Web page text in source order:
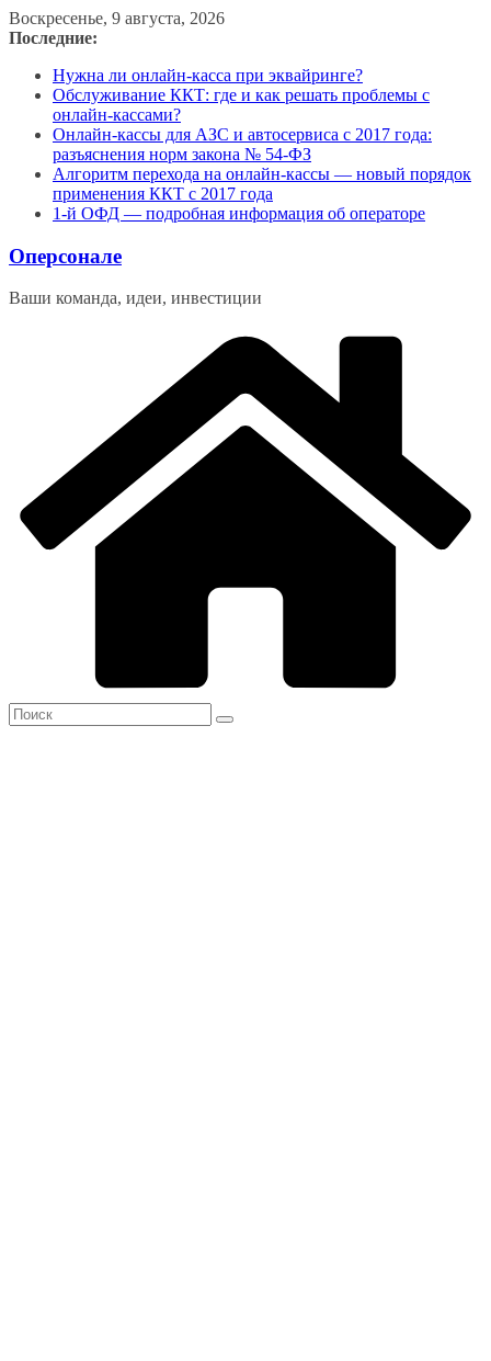
Перейти
к
Воскресенье, 9 августа, 2026
Последние:
Нужна ли онлайн-касса при эквайринге?
Обслуживание ККТ: где и как решать проблемы с
онлайн-кассами?
Онлайн-кассы для АЗС и автосервиса с 2017 года:
разъяснения норм закона № 54-ФЗ
Алгоритм перехода на онлайн-кассы — новый порядок
применения ККТ с 2017 года
1-й ОФД — подробная информация об операторе
Оперсонале
Ваши команда, идеи, инвестиции